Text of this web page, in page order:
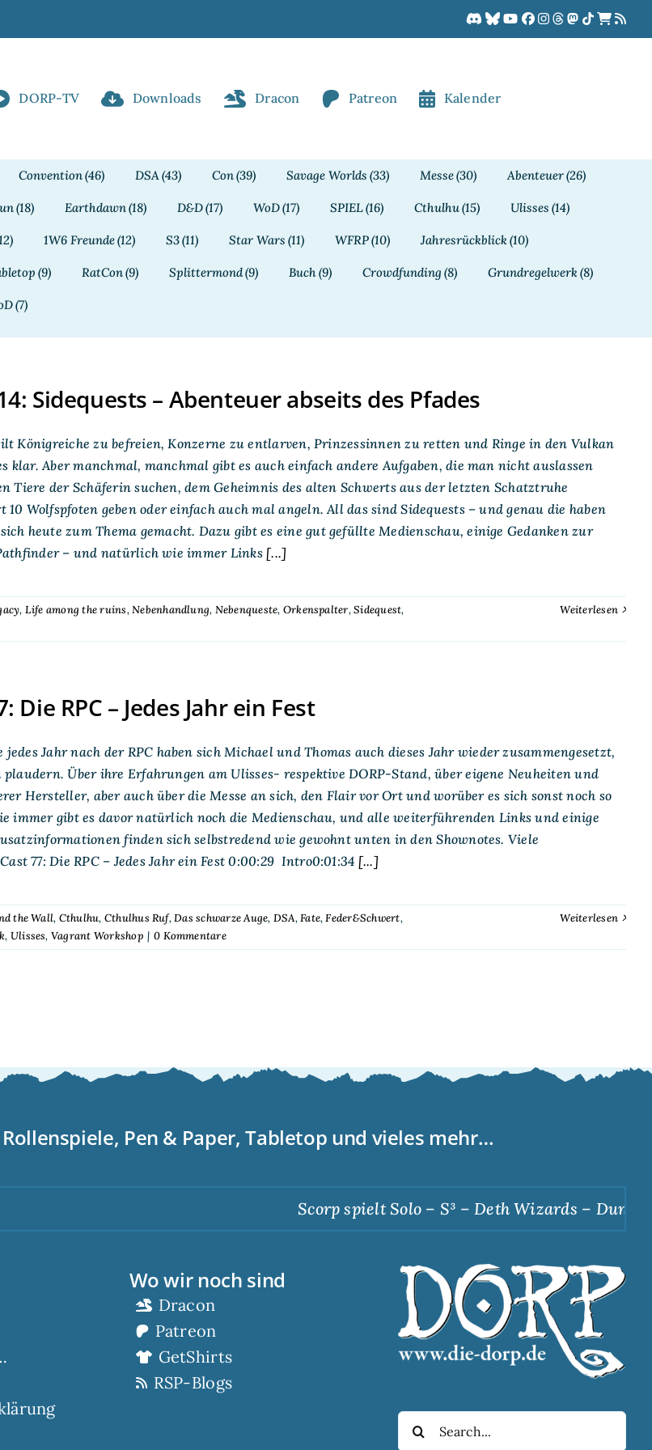
DORP-TV Downloads Dracon Patreon Kalender
Convention(46) DSA(43) Con(39) Savage Worlds (33) Messe(30) Abenteuer(26)
(18) Earthdawn(18) D&D(17) WoD(17) SPIEL(16) Cthulhu(15) Ulisses (14)
1W6 Freunde(12) S3(11) Star Wars (11) WFRP(10) Jahresrückblick(10)
(9) RatCon(9) Splittermond(9) Buch(9) Crowdfunding (8) Grundregelwerk(8)
(7)
Sidequests – Abenteuer abseits des Pfades
Königreiche zu befreien, Konzerne zu entlarven, Prinzessinnen zu retten und Ringe in den Vulkan
klar. Aber manchmal, manchmal gibt es auch einfach andere Aufgaben, die man nicht auslassen
Tiere der Schäferin suchen, dem Geheimnis des alten Schwerts aus der letzten Schatztruhe
Wolfspfoten geben oder einfach auch mal angeln. All das sind Sidequests – und genau die haben
heute zum Thema gemacht. Dazu gibt es eine gut gefüllte Medienschau, einige Gedanken zur
– und natürlich wie immer Links[...]
, Life among the ruins,Nebenhandlung, Nebenqueste, Orkenspalter,Sidequest,
Weiterlesen
Die RPC – Jedes Jahr ein Fest
Jahr nach der RPC haben sich Michael und Thomas auch dieses Jahr wieder zusammengesetzt,
plaudern. Über ihre Erfahrungen am Ulisses- respektive DORP-Stand, über eigene Neuheiten und
Hersteller, aber auch über die Messe an sich, den Flair vor Ort und worüber es sich sonst noch so
immer gibt es davor natürlich noch die Medienschau, und alle weiterführenden Links und einige
finden sich selbstredend wie gewohnt unten in den Shownotes. Viele
77: Die RPC – Jedes Jahr ein Fest 0:00:29 Intro0:01:34 [...]
the Wall, Cthulhu, Cthulhus Ruf,Das schwarze Auge, DSA,Fate,Feder&Schwert,
, Ulisses, Vagrant Workshop | 0 Kommentare
Weiterlesen
Pen & Paper, Tabletop und vieles mehr…
Scorp spielt Solo – S³ – Deth Wizards – Dunkle
Wo wir noch sind
Dracon
Patreon
GetShirts
RSP-Blogs
nach: